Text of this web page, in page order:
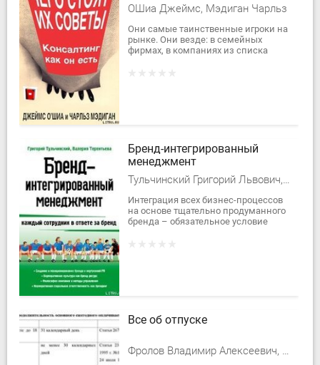
ОШиа Джеймс, Мэдиган Чарльз
Они самые таинственные игроки на
рынке. Они везде: в семейных
фирмах, в компаниях из списка
Бренд-интегрированный
менеджмент
Тульчинский Григорий Львович, Терентьева Валерия Игоревна
Интеграция всех бизнес-процессов
на основе тщательно продуманного
бренда – обязательное условие
Все об отпуске
Фролов Владимир Алексеевич, Сергеева Татьяна Юрьевна